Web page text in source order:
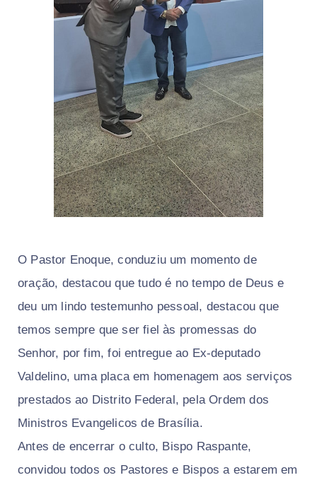
O Pastor Enoque, conduziu um momento de
oração, destacou que tudo é no tempo de Deus e
deu um lindo testemunho pessoal, destacou que
temos sempre que ser fiel às promessas do
Senhor, por fim, foi entregue ao Ex-deputado
Valdelino, uma placa em homenagem aos serviços
prestados ao Distrito Federal, pela Ordem dos
Ministros Evangelicos de Brasília.
Antes de encerrar o culto, Bispo Raspante,
convidou todos os Pastores e Bispos a estarem em